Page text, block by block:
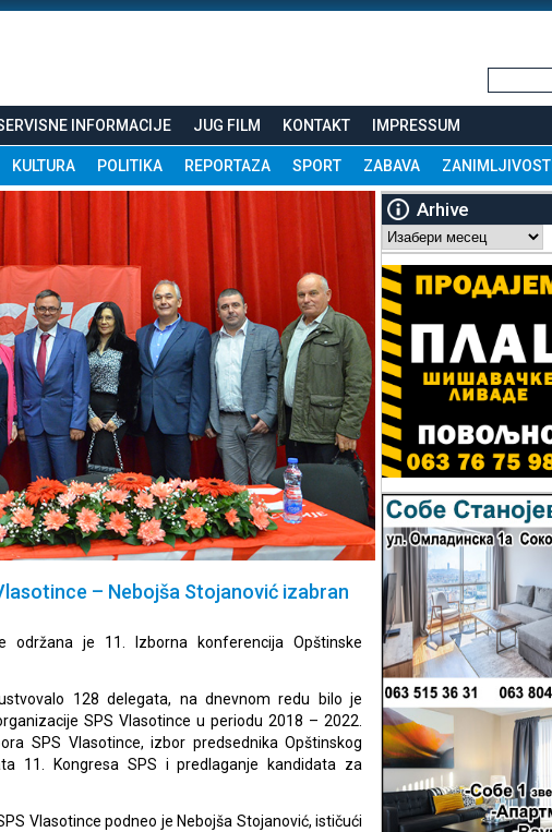
INFORMACIJE JUG FILM KONTAKT IMPRESSUM
KULTURA POLITIKA REPORTAZA SPORT ZABAVA ZANIMLJIVOSTI
– Nebojša Stojanović izabran
održana je 11. Izborna konferencija Opštinske
128 delegata, na dnevnom redu bilo je
SPS Vlasotince u periodu 2018 – 2022.
SPS Vlasotince, izbor predsednika Opštinskog
11. Kongresa SPS i predlaganje kandidata za
Vlasotince podneo je Nebojša Stojanović, ističući
Arhive
Arhive